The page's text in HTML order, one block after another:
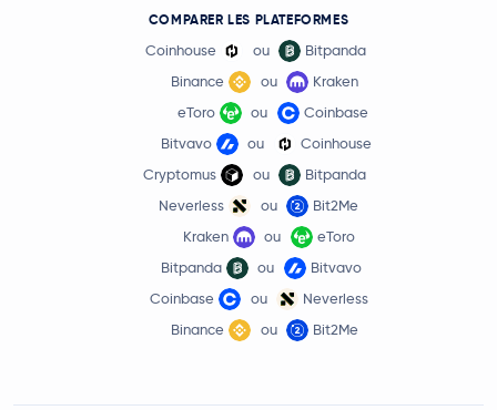
COMPARER LES PLATEFORMES
Coinhouse ou
Bitpanda
Binance
ou
Kraken
eToro
ou
Coinbase
Bitvavo
ou
Coinhouse
Cryptomus
ou
Bitpanda
Neverless
ou
Bit2Me
Kraken
ou
eToro
Bitpanda
ou
Bitvavo
Coinbase
ou
Neverless
Binance
ou Bit2Me